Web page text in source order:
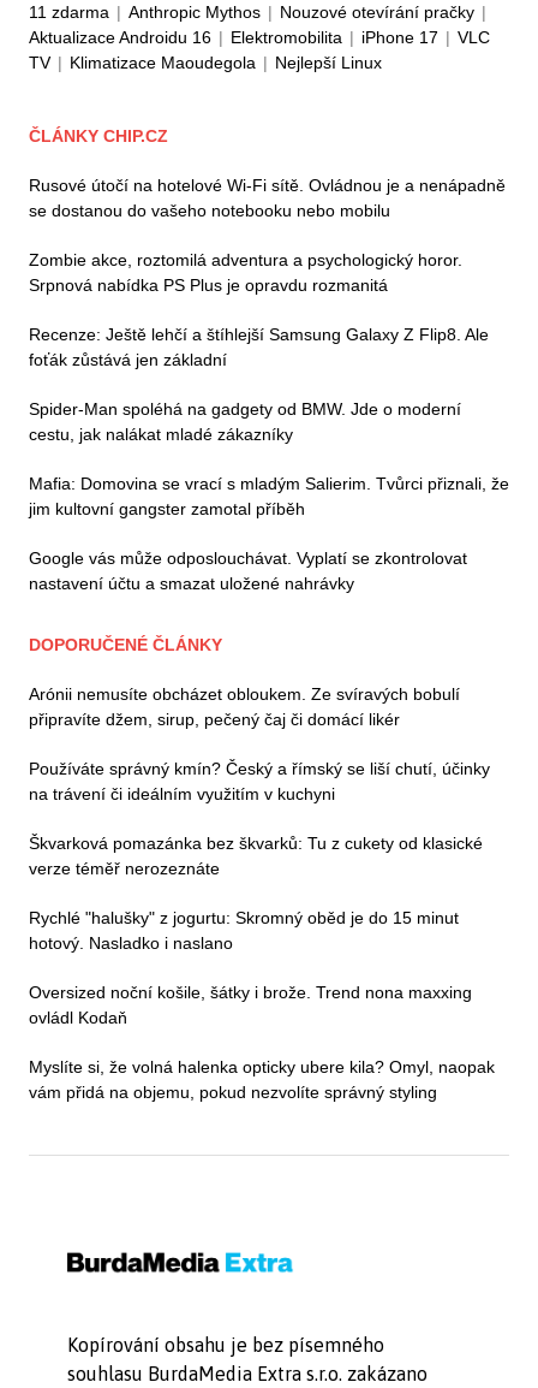
11 zdarma | Anthropic Mythos | Nouzové otevírání pračky |
Aktualizace Androidu 16 | Elektromobilita | iPhone 17 | VLC
TV | Klimatizace Maoudegola | Nejlepší Linux
ČLÁNKY CHIP.CZ
Rusové útočí na hotelové Wi-Fi sítě. Ovládnou je a nenápadně
se dostanou do vašeho notebooku nebo mobilu
Zombie akce, roztomilá adventura a psychologický horor.
Srpnová nabídka PS Plus je opravdu rozmanitá
Recenze: Ještě lehčí a štíhlejší Samsung Galaxy Z Flip8. Ale
foťák zůstává jen základní
Spider-Man spoléhá na gadgety od BMW. Jde o moderní
cestu, jak nalákat mladé zákazníky
Mafia: Domovina se vrací s mladým Salierim. Tvůrci přiznali, že
jim kultovní gangster zamotal příběh
Google vás může odposlouchávat. Vyplatí se zkontrolovat
nastavení účtu a smazat uložené nahrávky
DOPORUČENÉ ČLÁNKY
Arónii nemusíte obcházet obloukem. Ze svíravých bobulí
připravíte džem, sirup, pečený čaj či domácí likér
Používáte správný kmín? Český a římský se liší chutí, účinky
na trávení či ideálním využitím v kuchyni
Škvarková pomazánka bez škvarků: Tu z cukety od klasické
verze téměř nerozeznáte
Rychlé "halušky" z jogurtu: Skromný oběd je do 15 minut
hotový. Nasladko i naslano
Oversized noční košile, šátky i brože. Trend nona maxxing
ovládl Kodaň
Myslíte si, že volná halenka opticky ubere kila? Omyl, naopak
vám přidá na objemu, pokud nezvolíte správný styling
Kopírování obsahu je bez písemného
souhlasu BurdaMedia Extra s.r.o. zakázano